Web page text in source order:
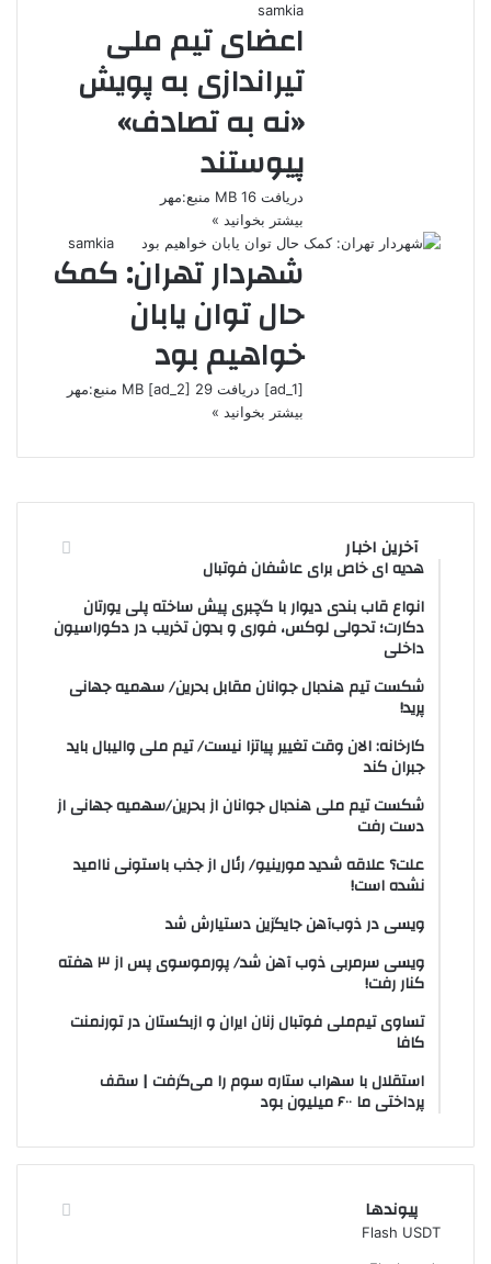
samkia
اعضای تیم ملی
تیراندازی به پویش
«نه به تصادف»
پیوستند
دریافت 16 MB منبع:مهر
بیشتر بخوانید »
samkia
شهردار تهران: کمک
حال توان یابان
خواهیم بود
[ad_1] دریافت 29 MB [ad_2] منبع:مهر
بیشتر بخوانید »
آخرین اخبار
هدیه ای خاص برای عاشفان فوتبال
انواع قاب بندی دیوار با گچبری پیش ساخته پلی یورتان
دکارت؛ تحولی لوکس، فوری و بدون تخریب در دکوراسیون
داخلی
شکست تیم هندبال جوانان مقابل بحرین/ سهمیه جهانی
پرید!
کارخانه: الان وقت تغییر پیاتزا نیست/ تیم ملی والیبال باید
جبران کند
شکست تیم ملی هندبال جوانان از بحرین/سهمیه جهانی از
دست رفت
علت؟ علاقه شدید مورینیو/ رئال از جذب باستونی ناامید
نشده است!
ویسی در ذوب‌آهن جایگزین دستیارش شد
ویسی سرمربی ذوب آهن شد/ پورموسوی پس از ۳ هفته
کنار رفت!
تساوی تیم‌ملی فوتبال زنان ایران و ازبکستان در تورنمنت
کافا
استقلال با سهراب ستاره سوم را می‌گرفت | سقف
پرداختی ما ۶۰۰ میلیون بود
پیوندها
Flash USDT